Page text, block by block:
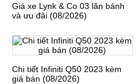
Giá xe Lynk & Co 03 lăn bánh
và ưu đãi (08/2026)
Chi tiết Infiniti Q50 2023 kèm
giá bán (08/2026)